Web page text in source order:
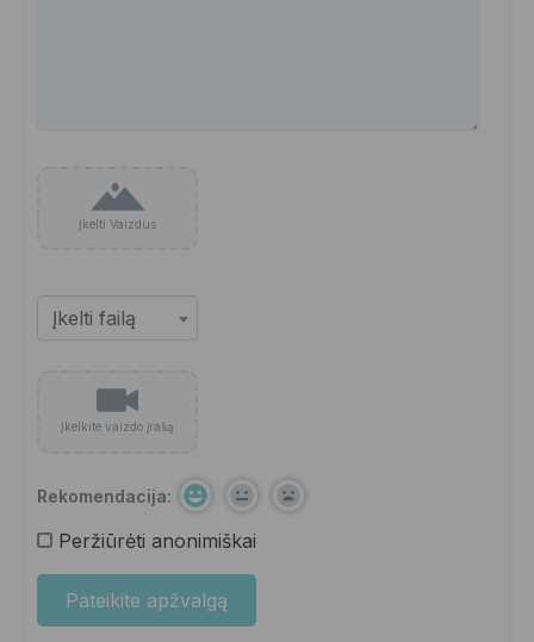
Įkelti Vaizdus
Įkelkite vaizdo įrašą
Rekomendacija:
Peržiūrėti anonimiškai